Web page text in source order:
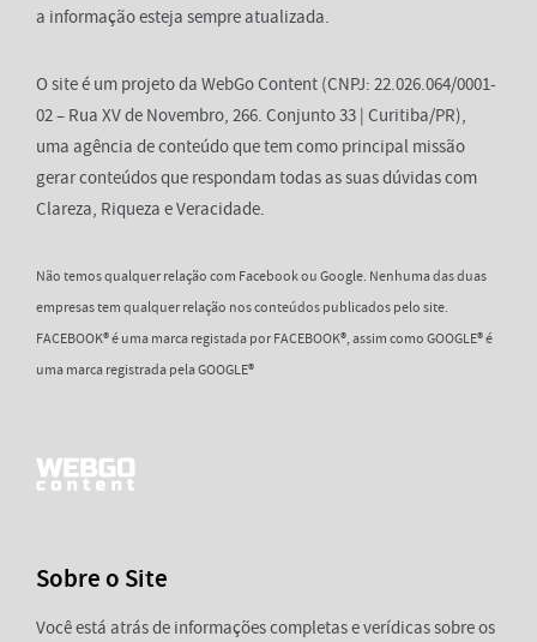
a informação esteja sempre atualizada.
O site é um projeto da WebGo Content (CNPJ: 22.026.064/0001-
02 – Rua XV de Novembro, 266. Conjunto 33 | Curitiba/PR),
uma agência de conteúdo que tem como principal missão
gerar conteúdos que respondam todas as suas dúvidas com
Clareza, Riqueza e Veracidade.
Não temos qualquer relação com Facebook ou Google. Nenhuma das duas
empresas tem qualquer relação nos conteúdos publicados pelo site.
FACEBOOK® é uma marca registada por FACEBOOK®, assim como GOOGLE® é
uma marca registrada pela GOOGLE®
Sobre o Site
Você está atrás de informações completas e verídicas sobre os